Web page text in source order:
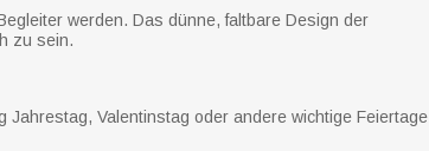
werden. Das dünne, faltbare Design der
zu sein.
Valentinstag oder andere wichtige Feiertage